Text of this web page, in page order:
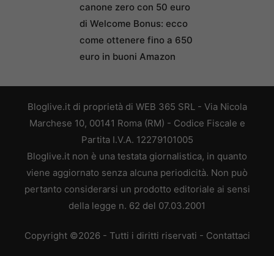
canone zero con 50 euro
di Welcome Bonus: ecco
come ottenere fino a 650
euro in buoni Amazon
Bloglive.it di proprietà di WEB 365 SRL - Via Nicola
Marchese 10, 00141 Roma (RM) - Codice Fiscale e
Partita I.V.A. 12279101005
Bloglive.it non è una testata giornalistica, in quanto
viene aggiornato senza alcuna periodicità. Non può
pertanto considerarsi un prodotto editoriale ai sensi
della legge n. 62 del 07.03.2001
Copyright ©2026 - Tutti i diritti riservati - Contattaci